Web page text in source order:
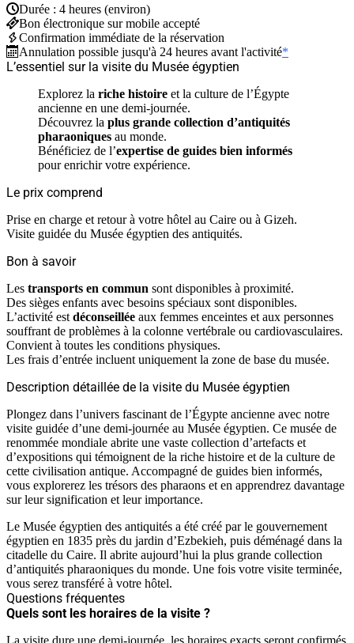
Durée : 4 heures (environ)
Bon électronique sur mobile accepté
Confirmation immédiate de la réservation
Annulation possible jusqu'à 24 heures avant l'activité*
L’essentiel sur la visite du Musée égyptien
Explorez la riche histoire et la culture de l’Égypte
ancienne en une demi-journée.
Découvrez la plus grande collection d’antiquités
pharaoniques au monde.
Bénéficiez de l’expertise de guides bien informés
pour enrichir votre expérience.
Le prix comprend
Prise en charge et retour à votre hôtel au Caire ou à Gizeh.
Visite guidée du Musée égyptien des antiquités.
Bon à savoir
Les transports en commun sont disponibles à proximité.
Des sièges enfants avec besoins spéciaux sont disponibles.
L’activité est déconseillée aux femmes enceintes et aux personnes
souffrant de problèmes à la colonne vertébrale ou cardiovasculaires.
Convient à toutes les conditions physiques.
Les frais d’entrée incluent uniquement la zone de base du musée.
Description détaillée de la visite du Musée égyptien
Plongez dans l’univers fascinant de l’Égypte ancienne avec notre
visite guidée d’une demi-journée au Musée égyptien. Ce musée de
renommée mondiale abrite une vaste collection d’artefacts et
d’expositions qui témoignent de la riche histoire et de la culture de
cette civilisation antique. Accompagné de guides bien informés,
vous explorerez les trésors des pharaons et en apprendrez davantage
sur leur signification et leur importance.
Le Musée égyptien des antiquités a été créé par le gouvernement
égyptien en 1835 près du jardin d’Ezbekieh, puis déménagé dans la
citadelle du Caire. Il abrite aujourd’hui la plus grande collection
d’antiquités pharaoniques du monde. Une fois votre visite terminée,
vous serez transféré à votre hôtel.
Questions fréquentes
Quels sont les horaires de la visite ?
La visite dure une demi-journée, les horaires exacts seront confirmés